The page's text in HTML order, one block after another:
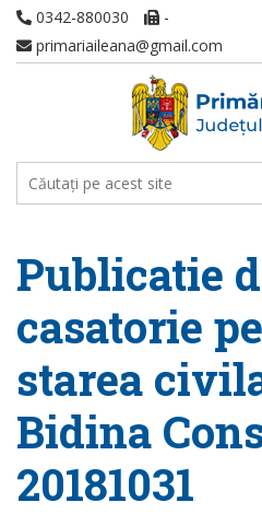
0342-880030
-
primariaileana@gmail.com
Publicatie
casatorie
starea
Bidina
20181031